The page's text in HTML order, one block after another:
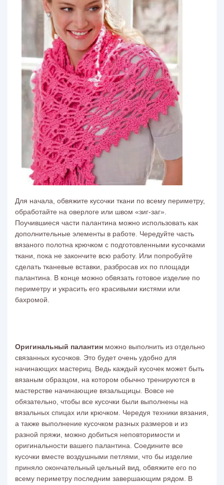
Для начала, обвяжите кусочки ткани по всему периметру,
обработайте на оверлоге или швом «зиг-заг».
Поучившиеся части палантина можно использовать как
дополнительные элементы в работе. Чередуйте часть
вязаного полотна крючком с подготовленными кусочками
ткани, пока не закончите всю работу. Или попробуйте
сделать тканевые вставки, разбросав их по площади
палантина. В конце можно обвязать готовое изделие по
периметру и украсить его красивыми кистями или
бахромой.
Оригинальный палантин можно выполнить из отдельно
связанных кусочков. Это будет очень удобно для
начинающих мастериц. Ведь каждый кусочек может быть
вязаным образцом, на котором обычно тренируются в
мастерстве начинающие вязальщицы. Вовсе не
обязательно, чтобы все кусочки были выполнены на
вязальных спицах или крючком. Чередуя техники вязания,
а также выполнение кусочком разных размеров и из
разной пряжи, можно добиться неповторимости и
оригинальности вашего палантина. Соедините все
кусочки вместе воздушными петлями, что бы изделие
приняло окончательный цельный вид, обвяжите его по
всему периметру последним завершающим рядом. В